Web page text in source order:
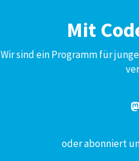
Mit
Wir sind ein Programm für
oder abonniert